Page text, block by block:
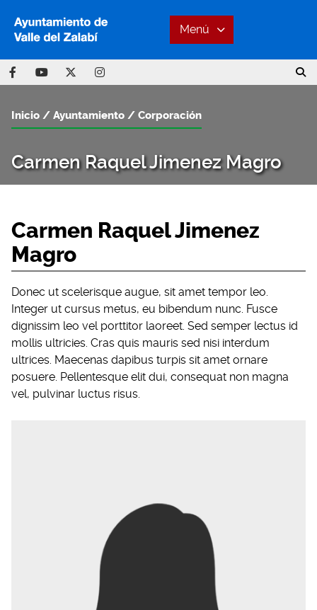
Menú
Carmen Raquel Jimenez Magro
Inicio Ayuntamiento Corporación
Carmen Raquel Jimenez
Magro
Donec ut scelerisque augue, sit amet tempor leo.
Integer ut cursus metus, eu bibendum nunc. Fusce
dignissim leo vel porttitor laoreet. Sed semper lectus id
mollis ultricies. Cras quis mauris sed nisi interdum
ultrices. Maecenas dapibus turpis sit amet ornare
posuere. Pellentesque elit dui, consequat non magna
vel, pulvinar luctus risus.